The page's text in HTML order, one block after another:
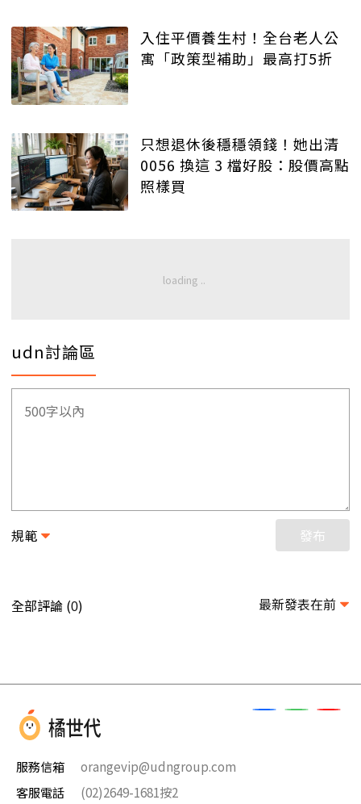
入住平價養生村！全台老人公
寓「政策型補助」最高打5折
只想退休後穩穩領錢！她出清
0056 換這 3 檔好股：股價高點
照樣買
udn討論區
規範 發布
全部評論 (0) 最新發表在前
服務信箱
orangevip@udngroup.com
客服電話
(02)2649-1681按2